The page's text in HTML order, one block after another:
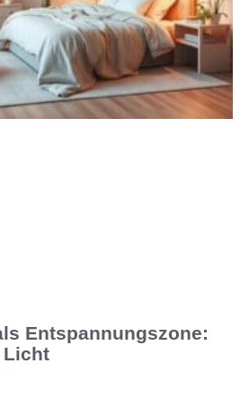
Entspannungszone:
Licht